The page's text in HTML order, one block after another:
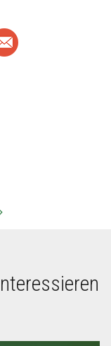
keyboard_arrow_right